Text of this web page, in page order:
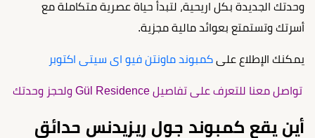
وحدتك الجديدة بكل اريحية، لتبدأ حياة عصرية متكاملة مع
أسرتك وتستمتع بعوائد مالية مجزية.
يمكنك الإطلاع على كمبوند ماونتن فيو اى سيتى اكتوبر
تواصل معنا للتعرف على تفاصيل Gül Residence ولحجز وحدتك
أين يقع كمبوند جول ريزيدنس حدائق